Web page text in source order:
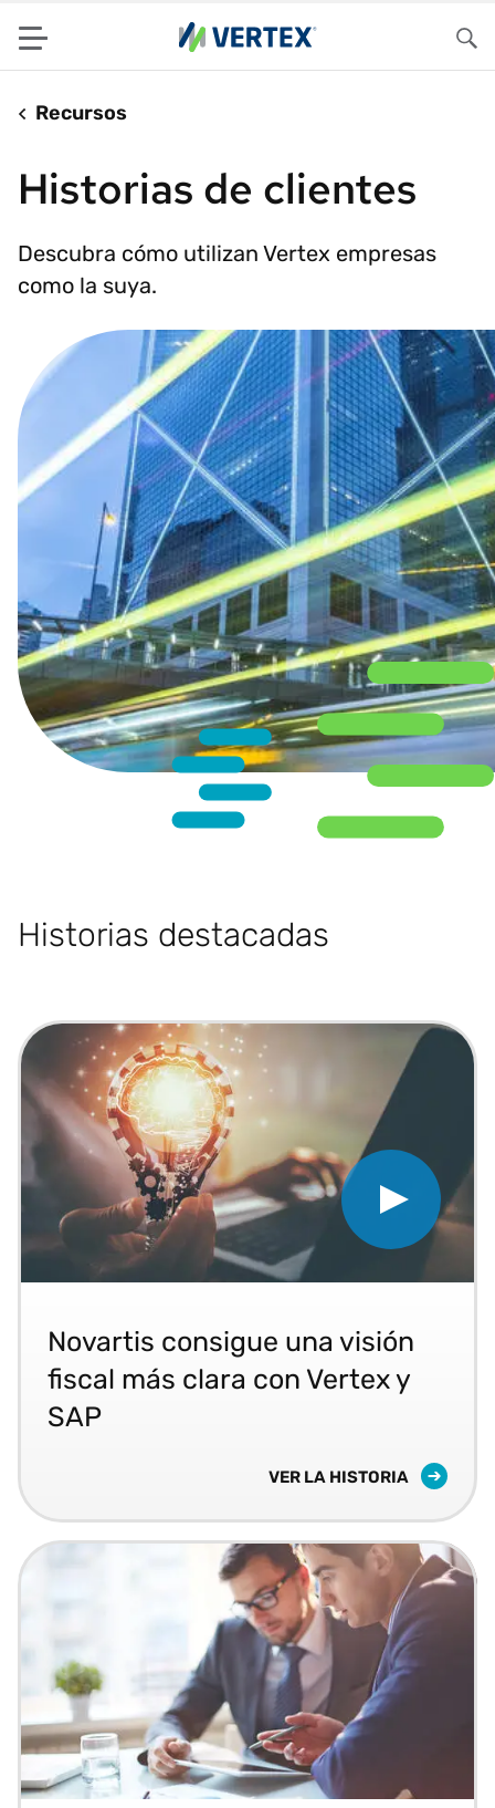
Menu
Recursos
Historias de clientes
Descubra cómo utilizan Vertex empresas
como la suya.
Historias destacadas
Play Novartis Gains Tax
Novartis consigue una visión
fiscal más clara con Vertex y
SAP
Descubra cómo la empresa farmacéutica
NOVARTIS CONSIGUE UNA
VER LA HISTORIA